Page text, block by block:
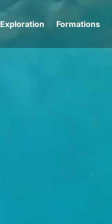
Exploration Formations